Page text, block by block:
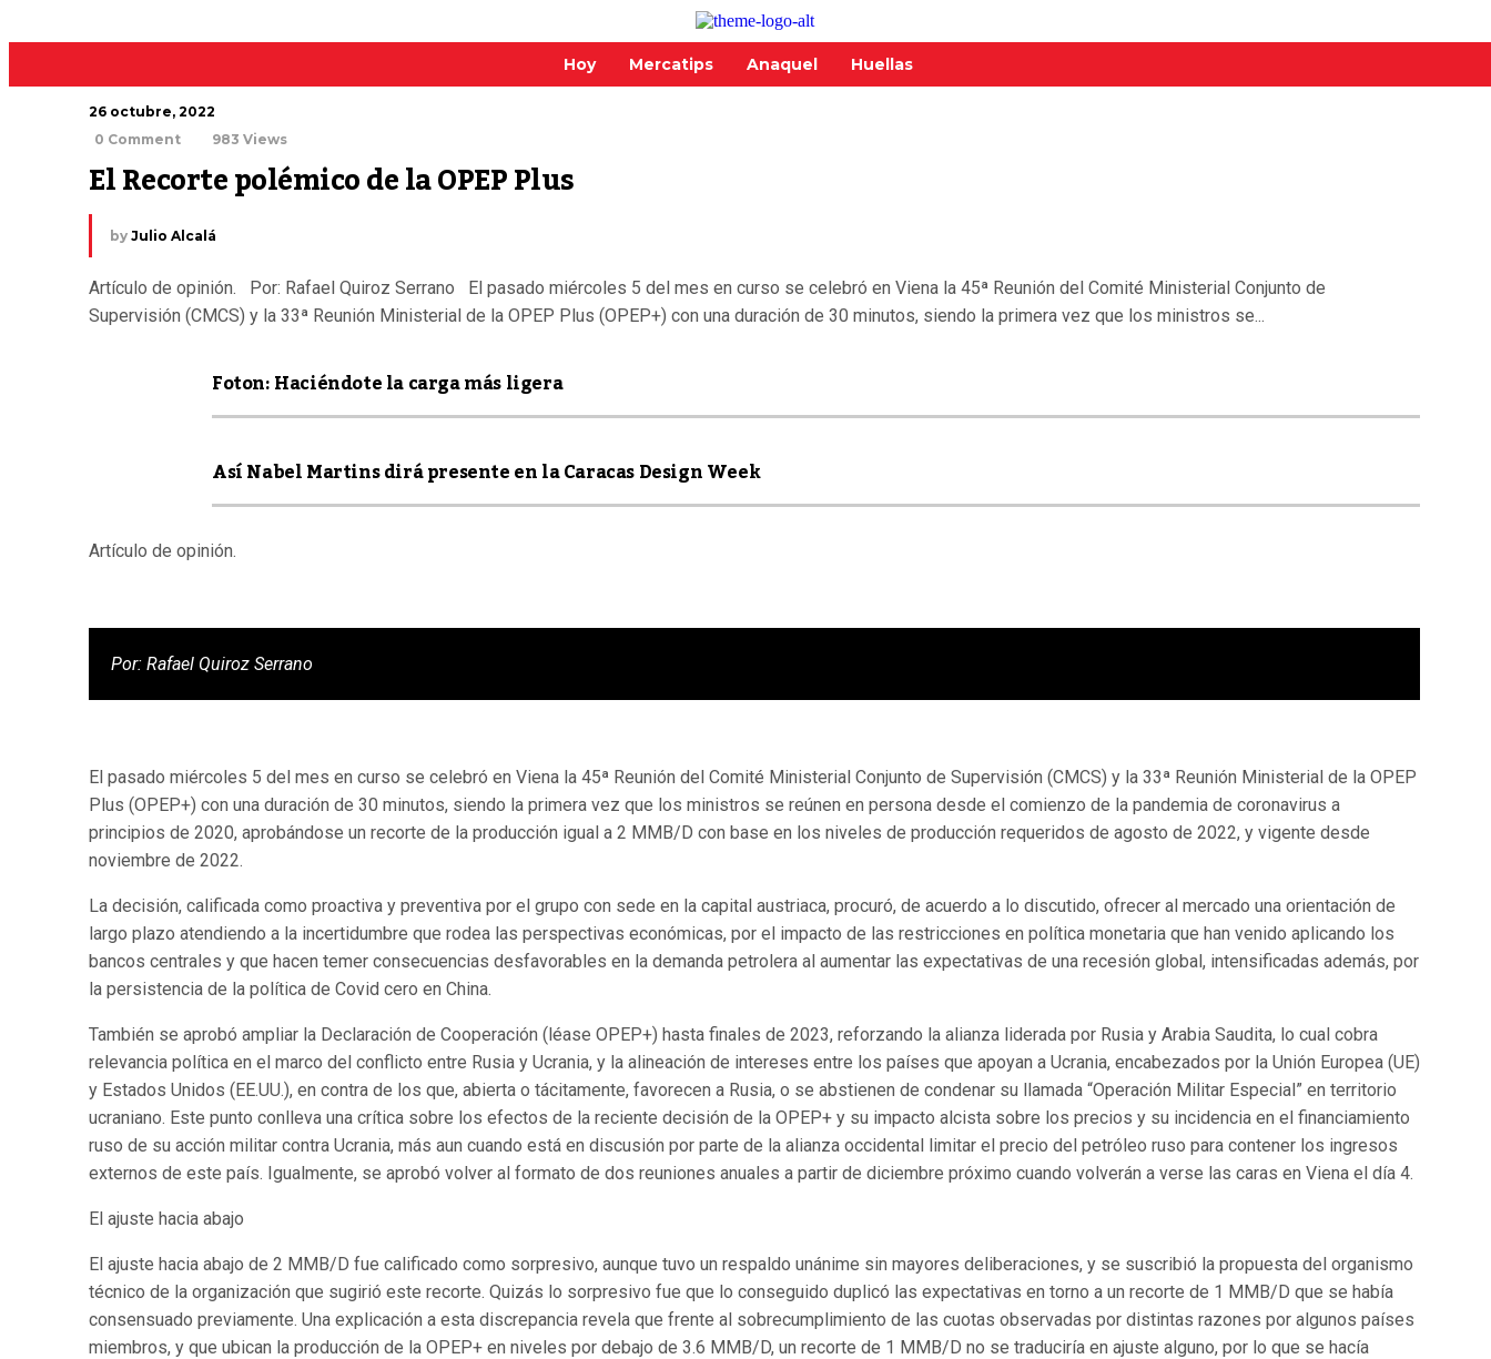
Hoy Mercatips Anaquel Huellas
26 octubre, 2022
0 Comment
983 Views
El Recorte polémico de la OPEP Plus
by Julio Alcalá
Artículo de opinión. Por: Rafael Quiroz Serrano El pasado miércoles 5 del mes en curso se celebró en Viena la 45ª Reunión del Comité Ministerial Conjunto de
Supervisión (CMCS) y la 33ª Reunión Ministerial de la OPEP Plus (OPEP+) con una duración de 30 minutos, siendo la primera vez que los ministros se...
Foton: Haciéndote la carga más ligera
Así Nabel Martins dirá presente en la Caracas Design Week
Artículo de opinión.
Por: Rafael Quiroz Serrano
El pasado miércoles 5 del mes en curso se celebró en Viena la 45ª Reunión del Comité Ministerial Conjunto de Supervisión (CMCS) y la 33ª Reunión Ministerial de la OPEP
Plus (OPEP+) con una duración de 30 minutos, siendo la primera vez que los ministros se reúnen en persona desde el comienzo de la pandemia de coronavirus a
principios de 2020, aprobándose un recorte de la producción igual a 2 MMB/D con base en los niveles de producción requeridos de agosto de 2022, y vigente desde
noviembre de 2022.
La decisión, calificada como proactiva y preventiva por el grupo con sede en la capital austriaca, procuró, de acuerdo a lo discutido, ofrecer al mercado una orientación de
largo plazo atendiendo a la incertidumbre que rodea las perspectivas económicas, por el impacto de las restricciones en política monetaria que han venido aplicando los
bancos centrales y que hacen temer consecuencias desfavorables en la demanda petrolera al aumentar las expectativas de una recesión global, intensificadas además, por
la persistencia de la política de Covid cero en China.
También se aprobó ampliar la Declaración de Cooperación (léase OPEP+) hasta finales de 2023, reforzando la alianza liderada por Rusia y Arabia Saudita, lo cual cobra
relevancia política en el marco del conflicto entre Rusia y Ucrania, y la alineación de intereses entre los países que apoyan a Ucrania, encabezados por la Unión Europea (UE)
y Estados Unidos (EE.UU.), en contra de los que, abierta o tácitamente, favorecen a Rusia, o se abstienen de condenar su llamada “Operación Militar Especial” en territorio
ucraniano. Este punto conlleva una crítica sobre los efectos de la reciente decisión de la OPEP+ y su impacto alcista sobre los precios y su incidencia en el financiamiento
ruso de su acción militar contra Ucrania, más aun cuando está en discusión por parte de la alianza occidental limitar el precio del petróleo ruso para contener los ingresos
externos de este país. Igualmente, se aprobó volver al formato de dos reuniones anuales a partir de diciembre próximo cuando volverán a verse las caras en Viena el día 4.
El ajuste hacia abajo
El ajuste hacia abajo de 2 MMB/D fue calificado como sorpresivo, aunque tuvo un respaldo unánime sin mayores deliberaciones, y se suscribió la propuesta del organismo
técnico de la organización que sugirió este recorte. Quizás lo sorpresivo fue que lo conseguido duplicó las expectativas en torno a un recorte de 1 MMB/D que se había
consensuado previamente. Una explicación a esta discrepancia revela que frente al sobrecumplimiento de las cuotas observadas por distintas razones por algunos países
miembros, y que ubican la producción de la OPEP+ en niveles por debajo de 3.6 MMB/D, un recorte de 1 MMB/D no se traduciría en ajuste alguno, por lo que se hacía